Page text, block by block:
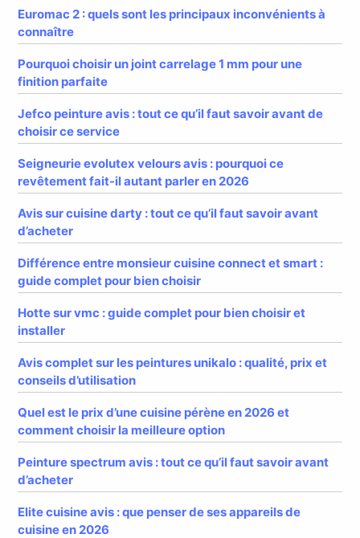
Euromac 2 : quels sont les principaux inconvénients à
connaître
Pourquoi choisir un joint carrelage 1 mm pour une
finition parfaite
Jefco peinture avis : tout ce qu’il faut savoir avant de
choisir ce service
Seigneurie evolutex velours avis : pourquoi ce
revêtement fait-il autant parler en 2026
Avis sur cuisine darty : tout ce qu’il faut savoir avant
d’acheter
Différence entre monsieur cuisine connect et smart :
guide complet pour bien choisir
Hotte sur vmc : guide complet pour bien choisir et
installer
Avis complet sur les peintures unikalo : qualité, prix et
conseils d’utilisation
Quel est le prix d’une cuisine pérène en 2026 et
comment choisir la meilleure option
Peinture spectrum avis : tout ce qu’il faut savoir avant
d’acheter
Elite cuisine avis : que penser de ses appareils de
cuisine en 2026